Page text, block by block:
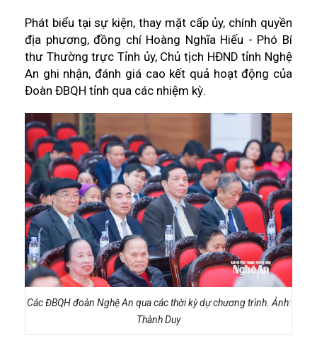
Phát biểu tại sự kiện, thay mặt cấp ủy, chính quyền
địa phương, đồng chí Hoàng Nghĩa Hiếu - Phó Bí
thư Thường trực Tỉnh ủy, Chủ tịch HĐND tỉnh Nghệ
An ghi nhận, đánh giá cao kết quả hoạt động của
Đoàn ĐBQH tỉnh qua các nhiệm kỳ.
Các ĐBQH đoàn Nghệ An qua các thời kỳ dự chương trình. Ảnh:
Thành Duy